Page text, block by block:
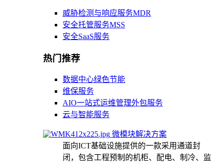
威胁检测与响应服务MDR
安全托管服务MSS
安全SaaS服务
热门推荐
数据中心绿色节能
维保服务
AIO一站式运维管理外包服务
云与智能服务
微模块解决方案
面向ICT基础设施提供的一款采用通道封
闭，包含工程预制的机柜、配电、制冷、监